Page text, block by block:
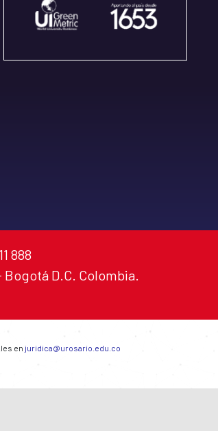
888
Bogotá D.C. Colombia.
en juridica@urosario.edu.co